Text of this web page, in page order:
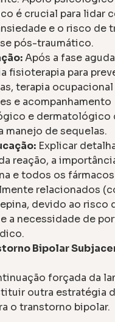
é crucial para lidar
e o risco de
pós-traumático.
Após a fase
fisioterapia para
terapia ocupacional
e acompanhamento
e dermatológico
manejo de sequelas.
Explicar
reação, a
e todos os fármacos
relacionados
devido ao risco
a necessidade de
Bipolar
forçada da
outra estratégia
o transtorno bipolar.